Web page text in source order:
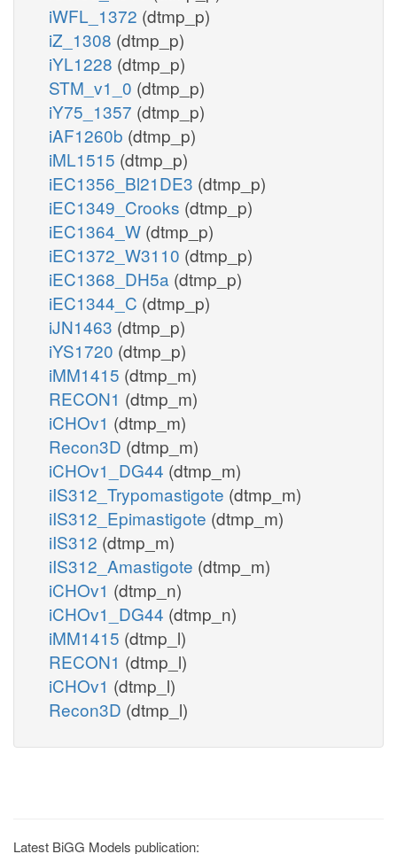
iWFL_1372 (dtmp_p)
iZ_1308 (dtmp_p)
iYL1228 (dtmp_p)
STM_v1_0 (dtmp_p)
iY75_1357 (dtmp_p)
iAF1260b (dtmp_p)
iML1515 (dtmp_p)
iEC1356_Bl21DE3 (dtmp_p)
iEC1349_Crooks (dtmp_p)
iEC1364_W (dtmp_p)
iEC1372_W3110 (dtmp_p)
iEC1368_DH5a (dtmp_p)
iEC1344_C (dtmp_p)
iJN1463 (dtmp_p)
iYS1720 (dtmp_p)
iMM1415 (dtmp_m)
RECON1 (dtmp_m)
iCHOv1 (dtmp_m)
Recon3D (dtmp_m)
iCHOv1_DG44 (dtmp_m)
iIS312_Trypomastigote (dtmp_m)
iIS312_Epimastigote (dtmp_m)
iIS312 (dtmp_m)
iIS312_Amastigote (dtmp_m)
iCHOv1 (dtmp_n)
iCHOv1_DG44 (dtmp_n)
iMM1415 (dtmp_l)
RECON1 (dtmp_l)
iCHOv1 (dtmp_l)
Recon3D (dtmp_l)
Latest BiGG Models publication: